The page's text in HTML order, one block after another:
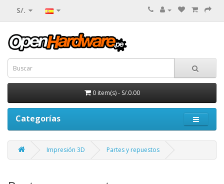
S/.
0 item(s) - S/.0.00
Categorías
Impresión 3D Partes y repuestos